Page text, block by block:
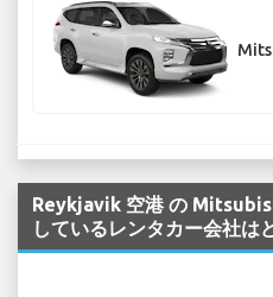
Reykjavik 空港 の
しているレンタカー会社は